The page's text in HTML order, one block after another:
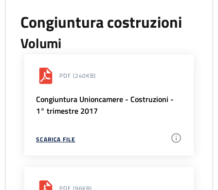
Congiuntura costruzioni
Volumi
PDF (240KB)
Congiuntura Unioncamere - Costruzioni -
1° trimestre 2017
SCARICA FILE